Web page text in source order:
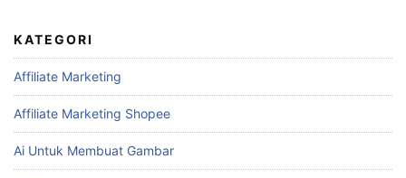
KATEGORI
Affiliate Marketing
Affiliate Marketing Shopee
Ai Untuk Membuat Gambar